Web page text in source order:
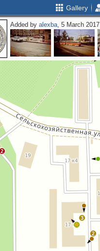
Gallery
Added byalexba, 5 March 2017
2
3
2